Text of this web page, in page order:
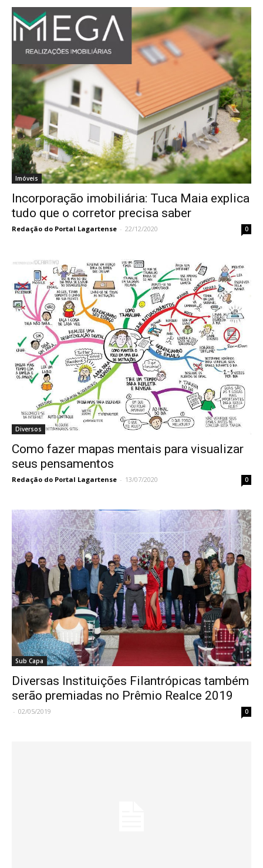
Imóveis
Incorporação imobiliária: Tuca Maia explica
tudo que o corretor precisa saber
Redação do Portal Lagartense - 22/12/2020 0
Diversos
Como fazer mapas mentais para visualizar
seus pensamentos
Redação do Portal Lagartense - 13/07/2020 0
Sub Capa
Diversas Instituições Filantrópicas também
serão premiadas no Prêmio Realce 2019
- 02/05/2019 0